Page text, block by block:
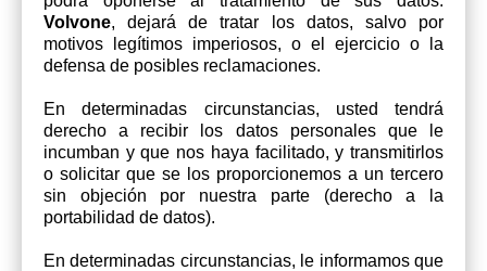
Volvone, dejará de tratar los datos, salvo por
motivos legítimos imperiosos, o el ejercicio o la
defensa de posibles reclamaciones.
En determinadas circunstancias, usted tendrá
derecho a recibir los datos personales que le
incumban y que nos haya facilitado, y transmitirlos
o solicitar que se los proporcionemos a un tercero
sin objeción por nuestra parte (derecho a la
portabilidad de datos).
En determinadas circunstancias, le informamos que